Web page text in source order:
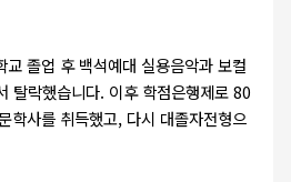
졸업 후 백석예대 실용음악과 보컬
탈락했습니다. 이후 학점은행제로 80
학사를 취득했고, 다시 대졸자전형으